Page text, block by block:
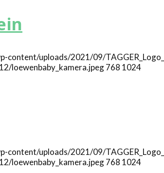
content/uploads/2021/09/
loewenbaby_kamera.jpeg768 1024
content/uploads/2021/09/
loewenbaby_kamera.jpeg768 1024